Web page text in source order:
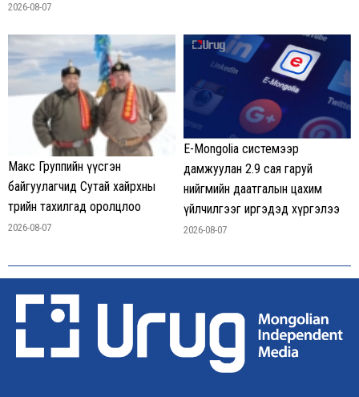
2026-08-07
Макс Группийн үүсгэн
байгуулагчид Сутай хайрхны
төрийн тахилгад оролцлоо
2026-08-07
E-Mongolia системээр
дамжуулан 2.9 сая гаруй
нийгмийн даатгалын цахим
үйлчилгээг иргэдэд хүргэлээ
2026-08-07